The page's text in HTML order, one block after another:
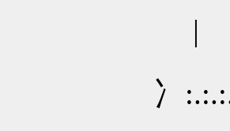
| ／
冫